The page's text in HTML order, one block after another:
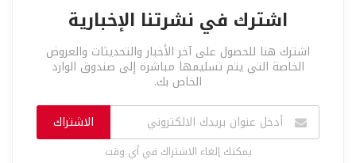
اشترك في نشرتنا الإخبارية
اشترك هنا للحصول على آخر الأخبار والتحديثات والعروض
الخاصة التي يتم تسليمها مباشرة إلى صندوق الوارد
الخاص بك.
الاشتراك
يمكنك إلغاء الاشتراك في أي وقت